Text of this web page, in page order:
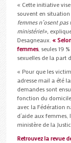
« Cette initiative
souvent en
femmes n’osent
ministériel»,
Desagneaux. «
femmes, seules 19
sexuelles de la part
« Pour que les
adresse mail a été
demandes sont
fonction du
avec la Fédération
d’aide aux femmes,
ministère de la
Retrouvez la revue